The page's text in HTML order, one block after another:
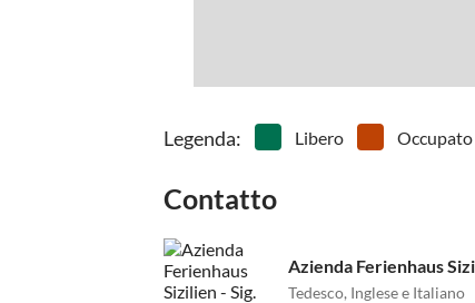
Legenda: Libero Occupato
Contatto
Azienda Ferienhaus
Tedesco, Inglese e Italiano